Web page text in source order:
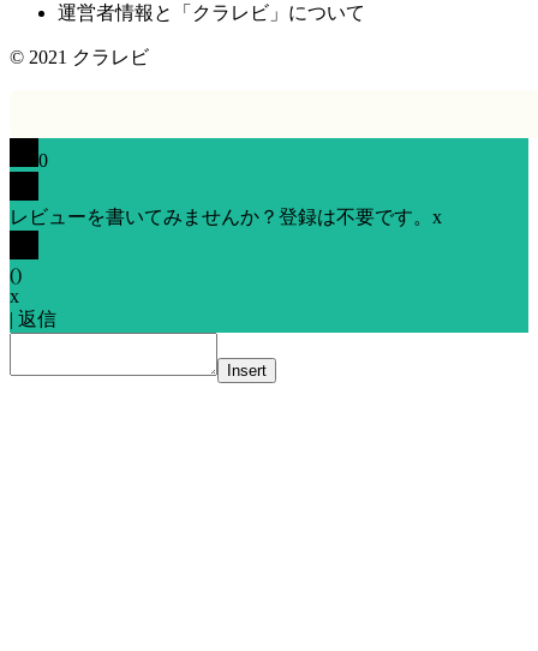
運営者情報と「クラレビ」について
© 2021 クラレビ
0
レビューを書いてみませんか？登録は不要です。 x
()
x
| 返信
Insert